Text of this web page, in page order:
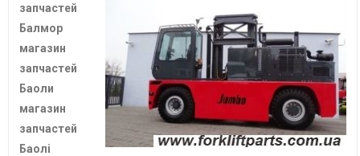
запчастей
Балмор
магазин
запчастей
Баоли
магазин
запчастей
Баолі